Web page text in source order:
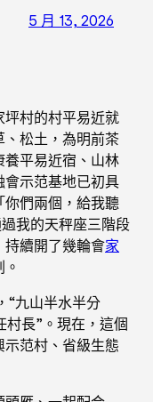
5 月 13, 2026
坪村的村平易近就
、松土，為明前茶
養平易近宿、山林
會示范基地已初具
們兩個，給我聽
我的天秤座三階段
續開了幾輪會家
“九山半水半分
村長”。現在，這個
范村、省級生態